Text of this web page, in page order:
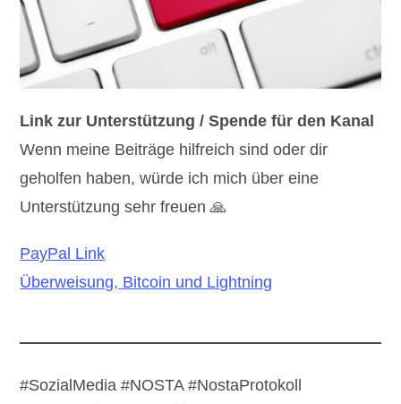
Link zur Unterstützung / Spende für den Kanal
Wenn meine Beiträge hilfreich sind oder dir
geholfen haben, würde ich mich über eine
Unterstützung sehr freuen 🙏
PayPal Link
Überweisung, Bitcoin und Lightning
#SozialMedia #NOSTA #NostaProtokoll